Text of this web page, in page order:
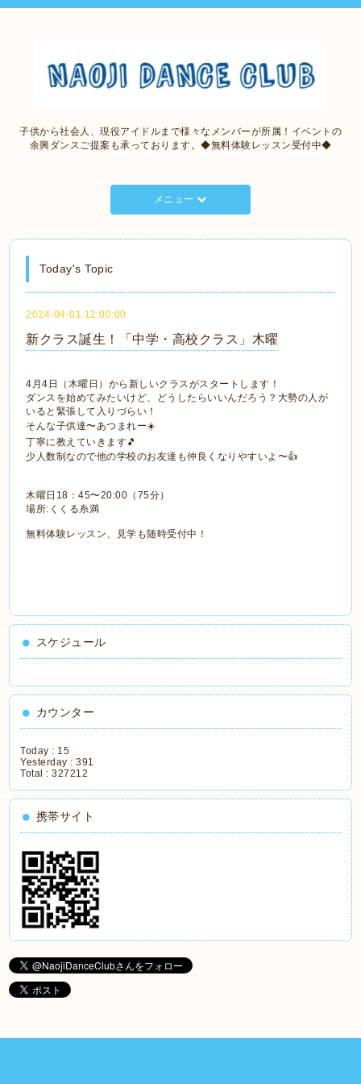
子供から社会人、現役アイドルまで様々なメンバーが所属！イベントの
余興ダンスご提案も承っております。◆無料体験レッスン受付中◆
メニュー
Today's Topic
2024-04-01 12:00:00
新クラス誕生！「中学・高校クラス」木曜
4月4日（木曜日）から新しいクラスがスタートします！
ダンスを始めてみたいけど、どうしたらいいんだろう？大勢の人が
いると緊張して入りづらい！
そんな子供達〜あつまれー☀️
丁寧に教えていきます🎵
少人数制なので他の学校のお友達も仲良くなりやすいよ〜👍
木曜日18：45〜20:00（75分）
場所:くくる糸満
無料体験レッスン、見学も随時受付中！
スケジュール
カウンター
Today : 15
Yesterday :391
Total :327212
携帯サイト